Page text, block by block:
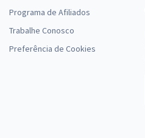
Programa de Afiliados
Trabalhe Conosco
Preferência de Cookies